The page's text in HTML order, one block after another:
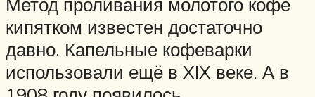
кипятком известен достаточно
давно. Капельные кофеварки
использовали ещё в XIX веке. А в